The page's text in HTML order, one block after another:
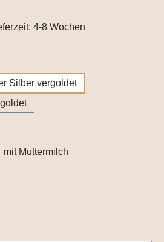
4-8 Wochen
Silber vergoldet
mit Muttermilch